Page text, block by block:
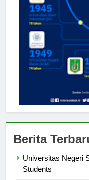
Universitas Negeri